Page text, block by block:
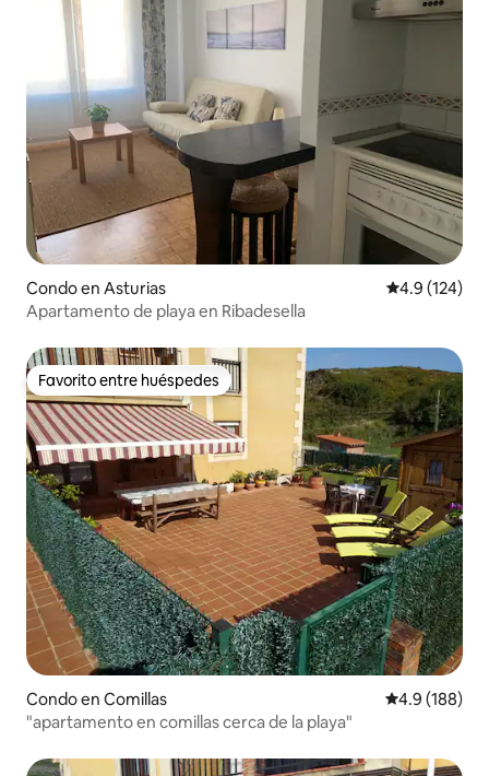
Condo en Asturias Calificación
4.9 (124)
Apartamento de playa en Ribadesella
Favorito entre huéspedes
Favorito entre huéspedes
Condo en Comillas Calificación
4.9 (188)
"apartamento en comillas cerca de la playa"